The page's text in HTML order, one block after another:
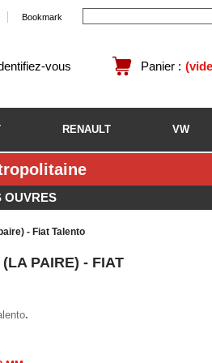
Bookmark
vous Panier :
RENAULT VW
OUVRES
- Fiat Talento
PAIRE) - FIAT
.